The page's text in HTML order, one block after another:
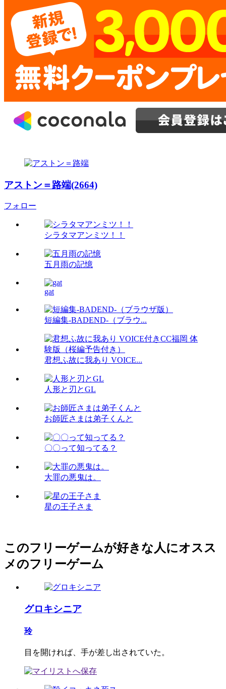
アストン＝路端(2664)
フォロー
シラタマアンミツ！！
五月雨の記憶
gat
短編集-BADEND-（ブラウ...
君想ふ故に我あり VOICE...
人形と刃とGL
お師匠さまは弟子くんと
〇〇って知ってる？
大罪の悪鬼は。
星の王子さま
このフリーゲームが好きな人にオスス
メのフリーゲーム
グロキシニア
玲
目を開ければ、手が差し出されていた。